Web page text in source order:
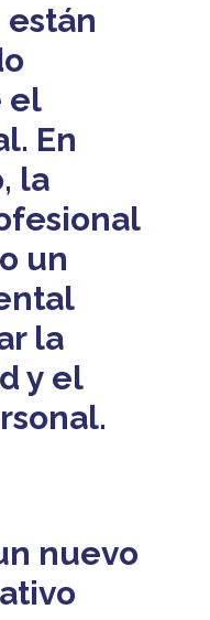
el
En
la
un
la
y el
nuevo